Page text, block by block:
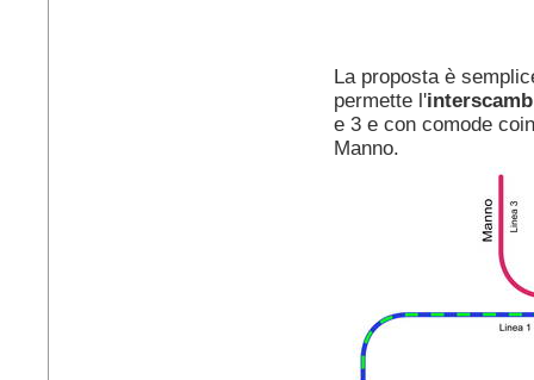
La proposta è
permette l'
e 3 e con comode
Manno.